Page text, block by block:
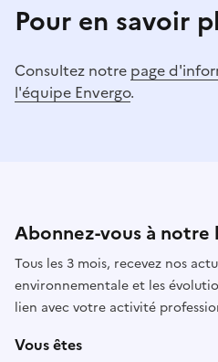
Pour en savoir
Consultez notre page
l'équipe Envergo.
Abonnez-vous à
Tous les 3 mois, recevez nos
environnementale et les
lien avec votre activité
Vous êtes